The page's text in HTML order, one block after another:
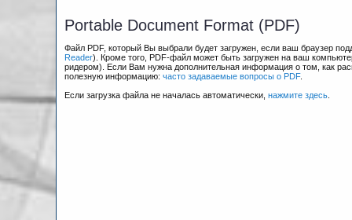
Portable Document Format (PDF)
Файл PDF, который Вы выбрали будет загружен, если ваш браузер
Reader). Кроме того, PDF-файл может быть загружен на ваш
ридером). Если Вам нужна дополнительная информация о том, как
полезную информацию:часто задаваемые вопросы о PDF.
Если загрузка файла не началась автоматически,нажмите здесь